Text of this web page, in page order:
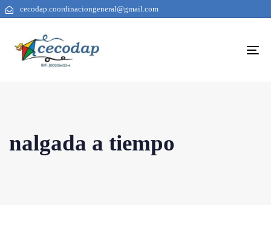
cecodap.coordinaciongeneral@gmail.com
nalgada a tiempo